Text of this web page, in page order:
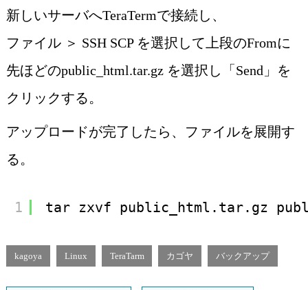
新しいサーバへTeraTermで接続し、
ファイル ＞ SSH SCP を選択して上段のFromに
先ほどのpublic_html.tar.gz を選択し「Send」を
クリックする。
アップロードが完了したら、ファイルを展開す
る。
1 tar zxvf public_html.tar.gz
kagoya Linux TeraTarm カゴヤ バックアップ